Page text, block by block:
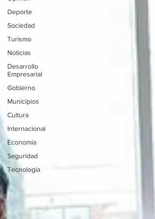
Deporte
Sociedad
Turismo
Noticias
Desarrollo
Empresarial
Gobierno
Municipios
Cultura
Internacional
Economía
Seguridad
Tecnología